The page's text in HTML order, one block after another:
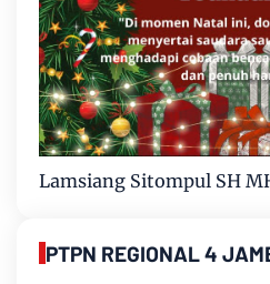
Lamsiang Sitompul SH
PTPN REGIONAL 4